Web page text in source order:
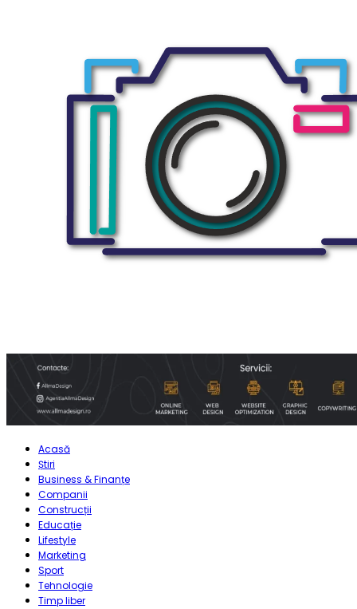
Acasă
Știri
Business & Finanțe
Companii
Construcții
Educație
Lifestyle
Marketing
Sport
Tehnologie
Timp liber